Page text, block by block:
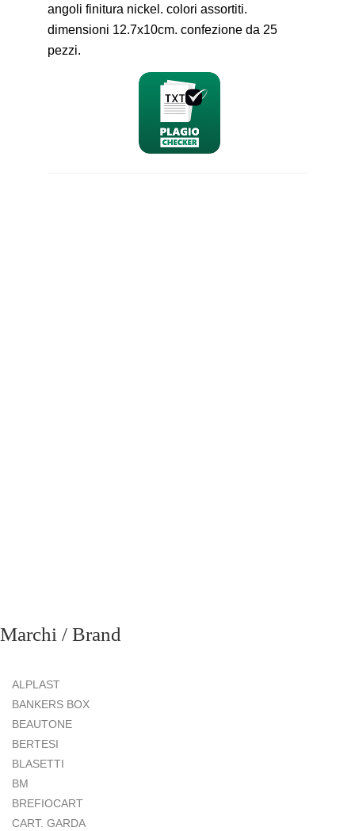
angoli finitura nickel. colori assortiti.
dimensioni 12.7x10cm. confezione da 25
pezzi.
Marchi / Brand
ALPLAST
BANKERS BOX
BEAUTONE
BERTESI
BLASETTI
BM
BREFIOCART
CART. GARDA